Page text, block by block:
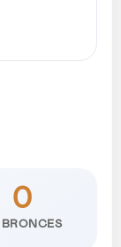
0
BRONCES